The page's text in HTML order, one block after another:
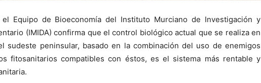
Equipo de Bioeconomía del Instituto Murciano de Investigación y
(IMIDA) confirma que el control biológico actual que se realiza en
sudeste peninsular, basado en la combinación del uso de enemigos
fitosanitarios compatibles con éstos, es el sistema más rentable y